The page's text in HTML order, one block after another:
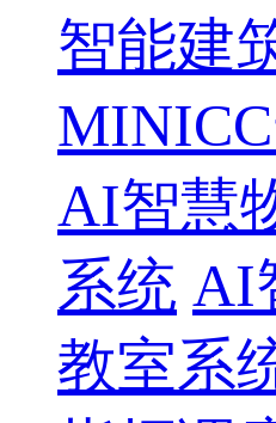
智能建
AI智慧
系统 AI
教室系